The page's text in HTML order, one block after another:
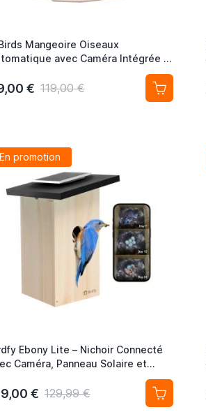
Mangeoire Oiseaux
avec Caméra Intégrée –
Solaires
€ 119,00 €
En promotion
Ebony Lite – Nichoir Connecté
Caméra, Panneau Solaire et
€ 129,99 €